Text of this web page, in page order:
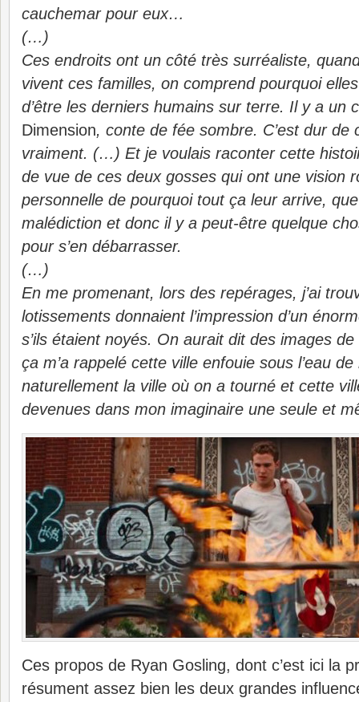
cauchemar pour eux…
(…)
Ces endroits ont un côté très surréaliste,
vivent ces familles, on comprend pourquoi
d’être les derniers humains sur terre. Il y a un
Dimension, conte de fée sombre. C’est dur de
vraiment. (…) Et je voulais raconter cette
de vue de ces deux gosses qui ont une vision
personnelle de pourquoi tout ça leur arrive,
malédiction et donc il y a peut-être quelque
pour s’en débarrasser.
(…)
En me promenant, lors des repérages, j’ai
lotissements donnaient l’impression d’un
s’ils étaient noyés. On aurait dit des images de
ça m’a rappelé cette ville enfouie sous l’eau
naturellement la ville où on a tourné et cette
devenues dans mon imaginaire une seule et
Ces propos de Ryan Gosling, dont c’est ici la
résument assez bien les deux grandes